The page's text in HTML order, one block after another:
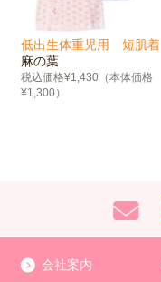
低出生体重児用 短肌着
麻の葉
税込価格¥1,430（本体価格
¥1,300）
会社案内